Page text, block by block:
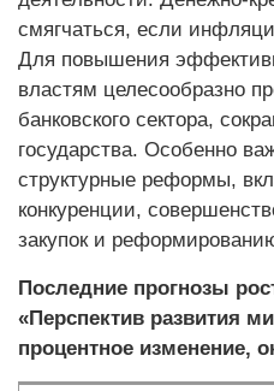
смягчаться, если
Для повышения
властям целесообразно
банковского сектора,
государства. Особенно
структурные реформы,
конкуренции,
закупок и
Последние прогнозы
«Перспектив развития
процентное изменение,